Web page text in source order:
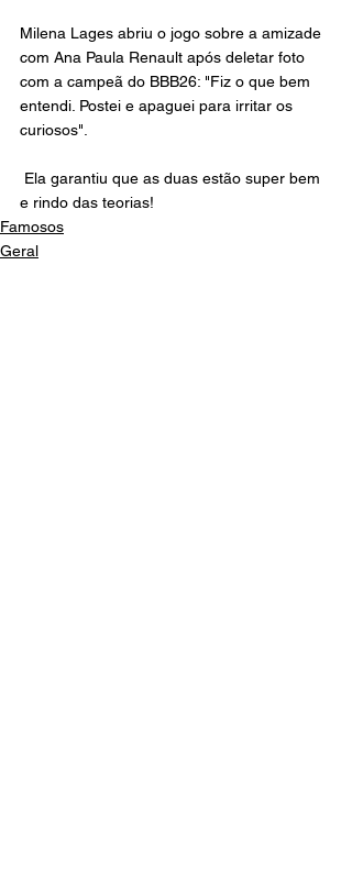
Milena Lages abriu o jogo sobre a amizade
com Ana Paula Renault após deletar foto
com a campeã do BBB26: "Fiz o que bem
entendi. Postei e apaguei para irritar os
curiosos".
e rindo das teorias!
Famosos
Geral